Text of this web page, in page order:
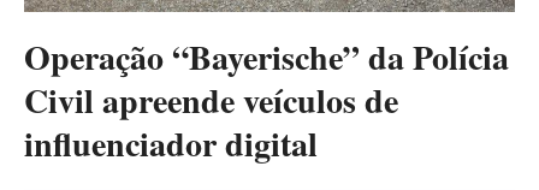
Operação “Bayerische” da Polícia
Civil apreende veículos de
influenciador digital